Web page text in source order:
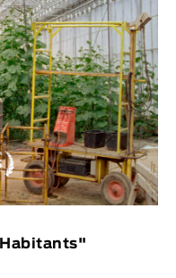
Habitants"